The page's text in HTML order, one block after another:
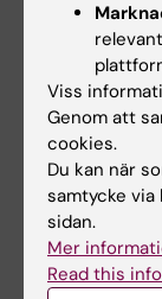
Helen
Telefon:
+46852488104
E-post:
Viss
Genom att
cookies.
Du kan när
samtycke via
sidan.
Mer
Read this